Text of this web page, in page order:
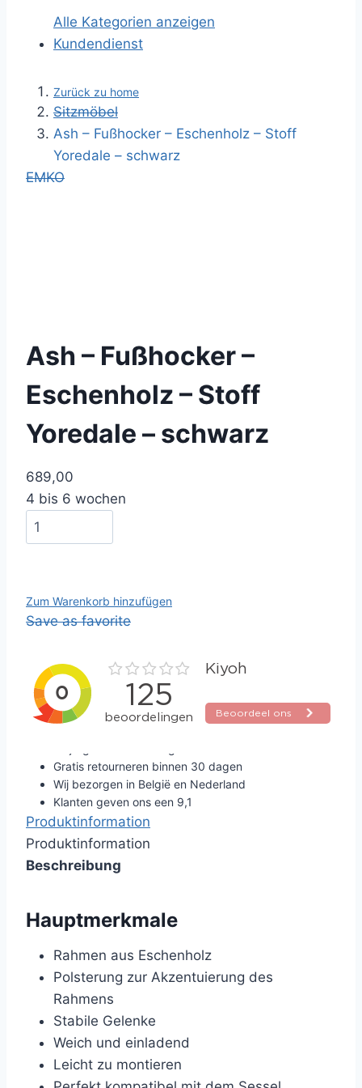
Alle Kategorien anzeigen
Kundendienst
Zurück zu home
Sitzmöbel
Ash – Fußhocker – Eschenholz – Stoff
Yoredale – schwarz
EMKO
Ash – Fußhocker –
Eschenholz – Stoff
Yoredale – schwarz
689,00
4 bis 6 wochen
Zum Warenkorb hinzufügen
Save as favorite
Gratis retourneren binnen 30 dagen
Wij bezorgen in België en Nederland
Klanten geven ons een 9,1
Produktinformation
Produktinformation
Beschreibung
Hauptmerkmale
Rahmen aus Eschenholz
Polsterung zur Akzentuierung des
Rahmens
Stabile Gelenke
Weich und einladend
Leicht zu montieren